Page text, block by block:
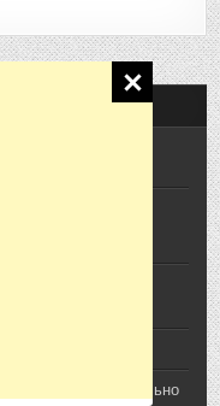
перед печатью
продуктов: как
на участке
действительно